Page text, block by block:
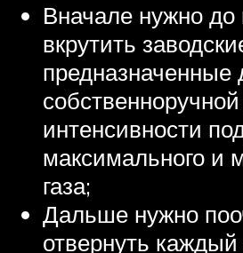
Вначале нужно до
вкрутить
предназначенные
интенсивности
максимального и
газа;
Дальше нужно
отвернуть каждый